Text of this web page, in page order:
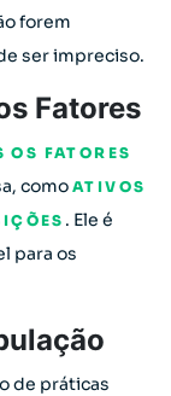
forem
ser impreciso.
Fatores
OS FATORES
como ATIVOS
. Ele é
para os
de práticas